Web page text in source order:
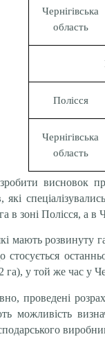
Чернігівська
область
Полісся
Чернігівська
область
висновок
які
зоні Полісся, а в
мають розвинуту
стосується
га), у той же час у
проведені
можливість